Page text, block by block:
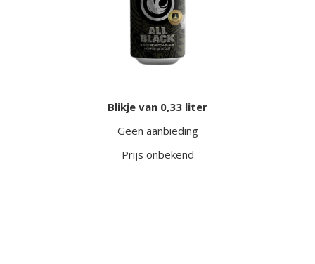
Blikje van 0,33 liter
Geen aanbieding
Prijs onbekend